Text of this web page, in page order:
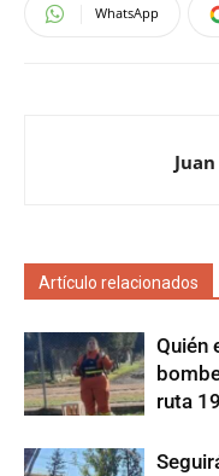
WhatsApp
Artículo relacionados
Quién
ruta 19